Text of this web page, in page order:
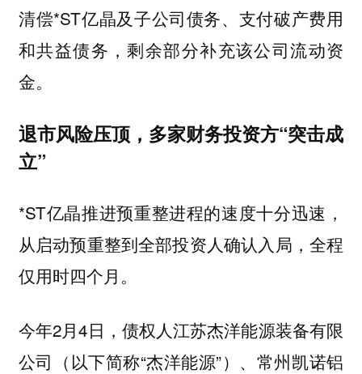
清偿*ST亿晶及子公司债务、支付破产费用
和共益债务，剩余部分补充该公司流动资
金。
退市风险压顶，多家财务投资方“突击成
立”
*ST亿晶推进预重整进程的速度十分迅速，
从启动预重整到全部投资人确认入局，全程
仅用时四个月。
今年2月4日，债权人江苏杰洋能源装备有限
公司（以下简称“杰洋能源”）、常州凯诺铝